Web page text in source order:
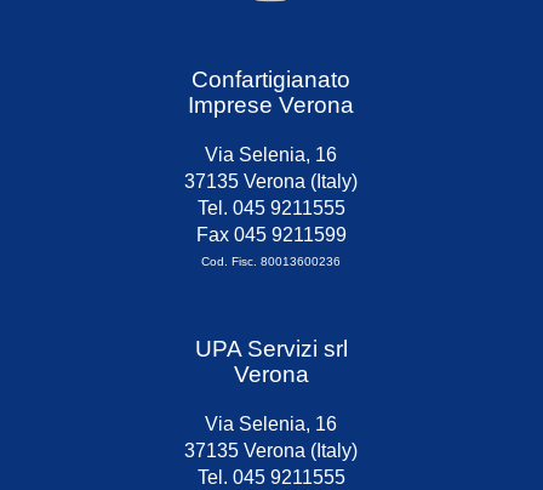
Confartigianato
Imprese Verona
Via Selenia, 16
37135 Verona (Italy)
Tel. 045 9211555
Fax 045 9211599
Cod. Fisc. 80013600236
UPA Servizi srl
Verona
Via Selenia, 16
37135 Verona (Italy)
Tel. 045 9211555